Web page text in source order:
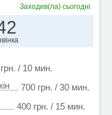
Заходив(ла)сьогодні
/ 10 мин.
700 грн. / 30 мин.
400 грн. / 15 мин.